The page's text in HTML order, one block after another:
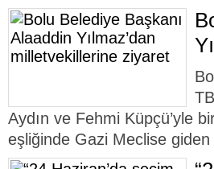
Aydın ve Fehmi Küpçü’yle
eşliğinde Gazi Meclise giden